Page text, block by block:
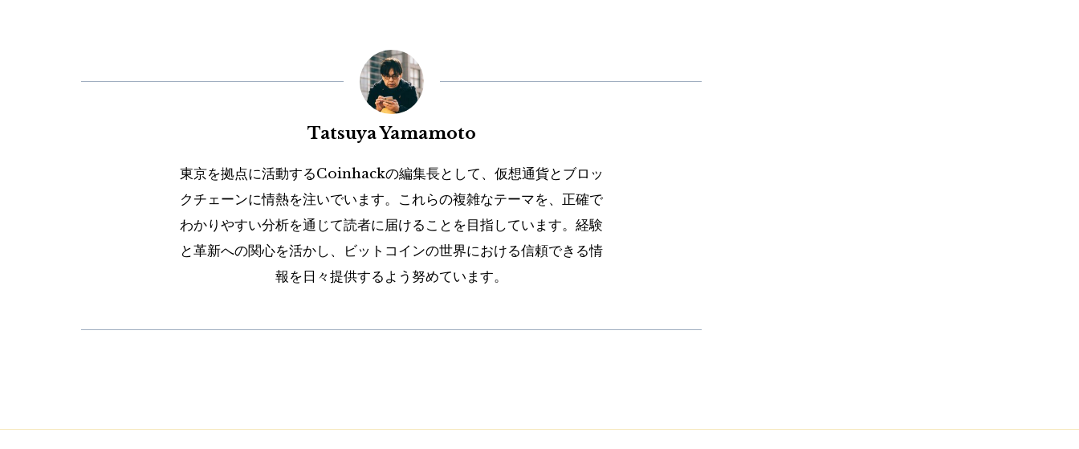
Tatsuya Yamamoto
東京を拠点に活動するCoinhackの編集長として、仮想通貨とブロッ
クチェーンに情熱を注いでいます。これらの複雑なテーマを、正確で
わかりやすい分析を通じて読者に届けることを目指しています。経験
と革新への関心を活かし、ビットコインの世界における信頼できる情
報を日々提供するよう努めています。